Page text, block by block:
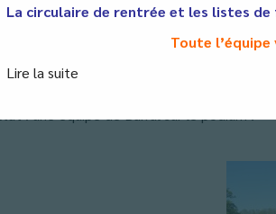
La circulaire de rentrée et les listes
Toute
Lire la suite
Française de Cardiologie, les
Gourjade les élèves de CM2 ont
cardio-vasculaires.
à d’autres élèves lors d’un défi :
: une équipe de Barral sur le podium !